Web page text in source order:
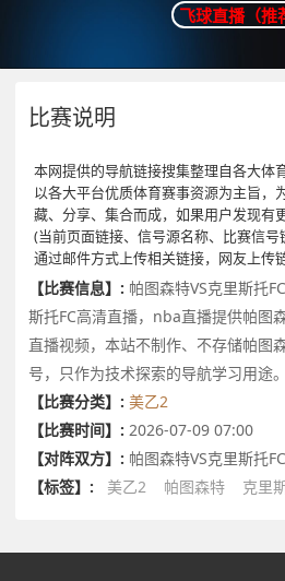
飞球直播（推
比赛说明
本网提供的导航链接搜集整理自各大体
以各大平台优质体育赛事资源为主旨，
藏、分享、集合而成，如果用户发现有
(当前页面链接、信号源名称、比赛信号
通过邮件方式上传相关链接，网友上传
【比赛信息】: 帕图森特VS克里斯托
斯托FC高清直播，nba直播提供帕图
直播视频，本站不制作、不存储帕图
号，只作为技术探索的导航学习用途。
【比赛分类】: 美乙2
【比赛时间】: 2026-07-09 07:00
【对阵双方】: 帕图森特VS克里斯托FC
【标签】:
美乙2 帕图森特 克里